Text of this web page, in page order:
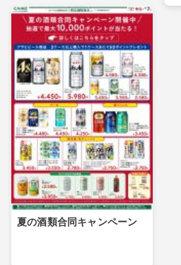
夏の酒類合同キャンペーン